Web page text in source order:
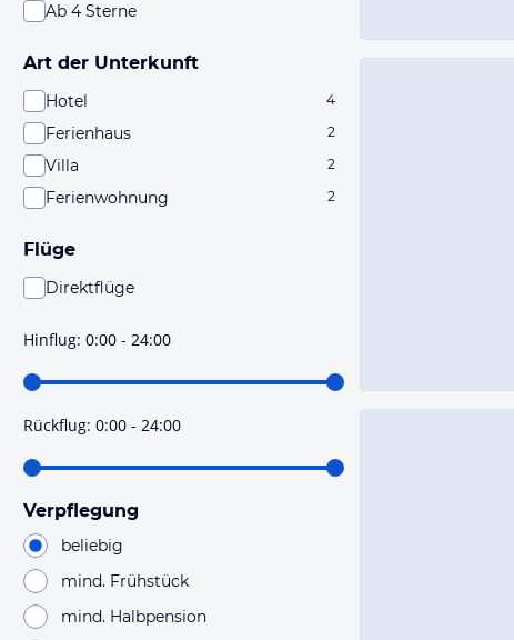
Ab 4 Sterne
Art der Unterkunft
Hotel 4
Ferienhaus 2
Villa 2
Ferienwohnung 2
Flüge
Direktflüge
hoher Wahrscheinlichkeit Direktflüge sind. Bitte
prüfe vor der Buchung noch einmal die Flugdetails.
Hinflug: 0:00 - 24:00
Rückflug: 0:00 - 24:00
Verpflegung
beliebig
mind. Frühstück
mind. Halbpension